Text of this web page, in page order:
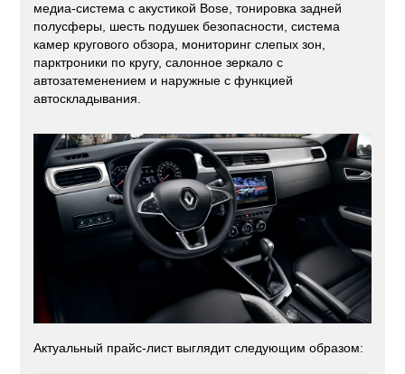
медиа-система с акустикой Bose, тонировка задней
полусферы, шесть подушек безопасности, система
камер кругового обзора, мониторинг слепых зон,
парктроники по кругу, салонное зеркало с
автозатеменением и наружные с функцией
автоскладывания.
Актуальный прайс-лист выглядит следующим образом: